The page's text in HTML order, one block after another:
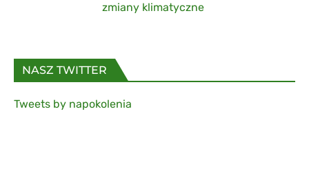
zmiany klimatyczne
NASZ TWITTER
Tweets by napokolenia